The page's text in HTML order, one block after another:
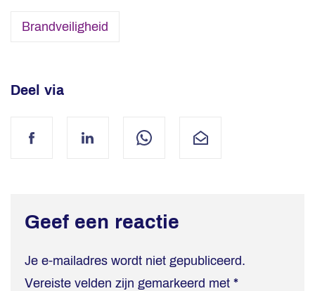
Brandveiligheid
Deel via
FacebookLinkedIn WhatsAppMail
Geef een reactie
Je e-mailadres wordt niet gepubliceerd.
Vereiste velden zijn gemarkeerd met *